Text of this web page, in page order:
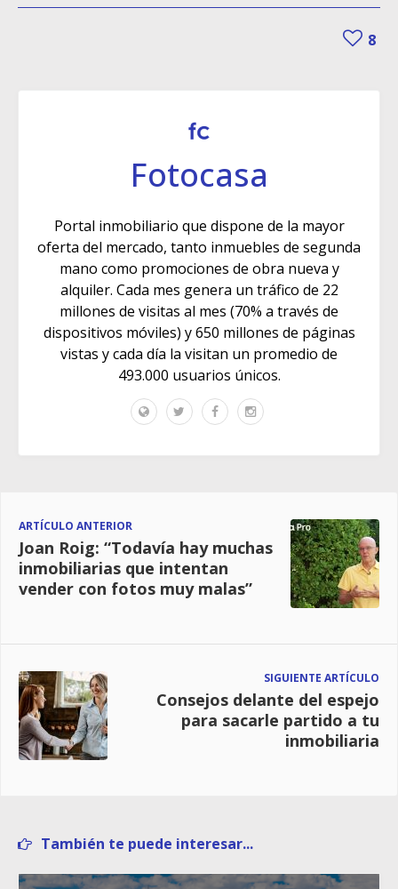
8
Fotocasa
Portal inmobiliario que dispone de la mayor
oferta del mercado, tanto inmuebles de segunda
mano como promociones de obra nueva y
alquiler. Cada mes genera un tráfico de 22
millones de visitas al mes (70% a través de
dispositivos móviles) y 650 millones de páginas
vistas y cada día la visitan un promedio de
493.000 usuarios únicos.
ARTÍCULO ANTERIOR
Joan Roig: “Todavía hay muchas
inmobiliarias que intentan
vender con fotos muy malas”
SIGUIENTE ARTÍCULO
Consejos delante del espejo
para sacarle partido a tu
inmobiliaria
También te puede interesar...